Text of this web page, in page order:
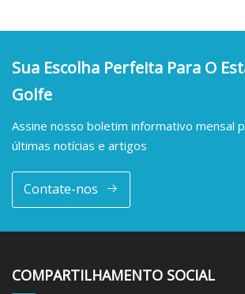
Sua Escolha Perfeita Para O
Golfe
Assine nosso boletim informativo mensal
últimas notícias e artigos
Contate-nos
COMPARTILHAMENTO SOCIAL